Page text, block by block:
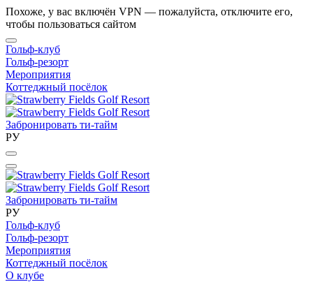
Похоже, у вас включён VPN — пожалуйста, отключите его,
чтобы пользоваться сайтом
Гольф-клуб
Гольф-резорт
Мероприятия
Коттеджный посёлок
Забронировать ти-тайм
РУ
Забронировать ти-тайм
РУ
Гольф-клуб
Гольф-резорт
Мероприятия
Коттеджный посёлок
О клубе